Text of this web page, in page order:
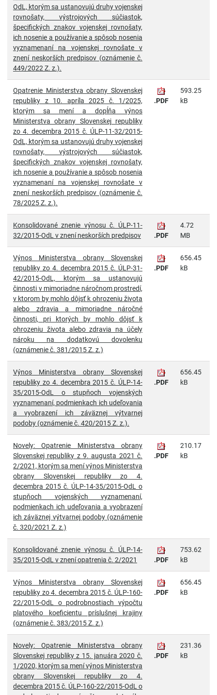
OdL, ktorým sa ustanovujú druhy vojenskej
rovnošaty, výstrojových súčiastok,
špecifických znakov vojenskej rovnošaty,
ich nosenie a používanie a spôsob nosenia
vyznamenaní na vojenskej rovnošate v
znení neskorších predpisov (oznámenie č.
449/2022 Z. z.).
Opatrenie Ministerstva obrany Slovenskej
republiky z 10. apríla 2025 č. 1/2025,
ktorým sa mení a dopĺňa výnos
Ministerstva obrany Slovenskej republiky
zo 4. decembra 2015 č. ÚLP-11-32/2015-
OdL, ktorým sa ustanovujú druhy vojenskej
rovnošaty, výstrojových súčiastok,
špecifických znakov vojenskej rovnošaty,
ich nosenie a používanie a spôsob nosenia
vyznamenaní na vojenskej rovnošate v
znení neskorších predpisov (oznámenie č.
78/2025 Z. z.).
.PDF
593.25
kB
Konsolidované znenie výnosu č. ÚLP-11-
32/2015-OdL v znení neskorších predpisov
.PDF
4.72
MB
Výnos Ministerstva obrany Slovenskej
republiky zo 4. decembra 2015 č. ÚLP-31-
42/2015-OdL, ktorým sa ustanovujú
činnosti v mimoriadne náročnom prostredí,
v ktorom by mohlo dôjsť k ohrozeniu života
alebo zdravia a mimoriadne náročné
činnosti, pri ktorých by mohlo dôjsť k
ohrozeniu života alebo zdravia na účely
nároku na dodatkovú dovolenku
(oznámenie č. 381/2015 Z. z.)
.PDF
656.45
kB
Výnos Ministerstva obrany Slovenskej
republiky zo 4. decembra 2015 č. ÚLP-14-
35/2015-OdL o stupňoch vojenských
vyznamenaní, podmienkach ich udeľovania
a vyobrazení ich záväznej výtvarnej
podoby (oznámenie č. 420/2015 Z. z.).
.PDF
656.45
kB
Novely: Opatrenie Ministerstva obrany
Slovenskej republiky z 9. augusta 2021 č.
2/2021, ktorým sa mení výnos Ministerstva
obrany Slovenskej republiky zo 4.
decembra 2015 č. ÚLP-14-35/2015-OdL o
stupňoch vojenských vyznamenaní,
podmienkach ich udeľovania a vyobrazení
ich záväznej výtvarnej podoby (oznámenie
č. 320/2021 Z. z.)
.PDF
210.17
kB
Konsolidované znenie výnosu č. ÚLP-14-
35/2015-OdL v znení opatrenia č. 2/2021
.PDF
753.62
kB
Výnos Ministerstva obrany Slovenskej
republiky zo 4. decembra 2015 č. ÚLP-160-
22/2015-OdL o podrobnostiach výpočtu
platového koeficientu príslušnej krajiny
(oznámenie č. 383/2015 Z. z.)
.PDF
656.45
kB
Novely: Opatrenie Ministerstva obrany
Slovenskej republiky z 15. januára 2020 č.
1/2020, ktorým sa mení výnos Ministerstva
obrany Slovenskej republiky zo 4.
decembra 2015 č. ÚLP-160-22/2015-OdL o
.PDF
231.36
kB